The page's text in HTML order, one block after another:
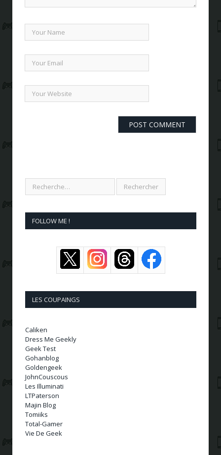
FOLLOW ME !
LES COUPAINGS
Caliken
Dress Me Geekly
Geek Test
Gohanblog
Goldengeek
JohnCouscous
Les Illuminati
LTPaterson
Majin Blog
Tomiiks
Total-Gamer
Vie De Geek